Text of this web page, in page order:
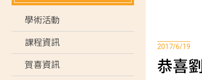
學術活動
課程資訊
賀喜資訊
2017/6/19
恭喜